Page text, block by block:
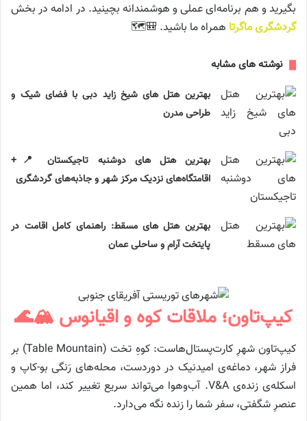
بگیرید و هم برنامه‌ای عملی و هوشمندانه بچینید. در ادامه در بخش
گردشگری ماگرتا همراه ما باشید. 🎒🗺️
نوشته های مشابه
بهترین هتل های شیخ زاید دبی با فضای شیک و
طراحی مدرن
بهترین هتل های دوشنبه تاجیکستان 📍+
اقامتگاه‌های نزدیک مرکز شهر و جاذبه‌های گردشگری
بهترین هتل های مسقط: راهنمای کامل اقامت در
پایتخت آرام و ساحلی عمان
کیپ‌تاون؛ ملاقات کوه و اقیانوس 🏔️🌊
کیپ‌تاون شهرِ کارت‌پستال‌هاست: کوهِ تخت (Table Mountain) بر
فراز شهر، دماغه‌ی امیدنیک در دوردست، محله‌های رَنگی بو-کاپ و
اسکله‌ی زنده‌ی V&A. آب‌وهوا می‌تواند سریع تغییر کند، اما همین
عنصرِ شگفتی، سفر شما را زنده نگه می‌دارد.